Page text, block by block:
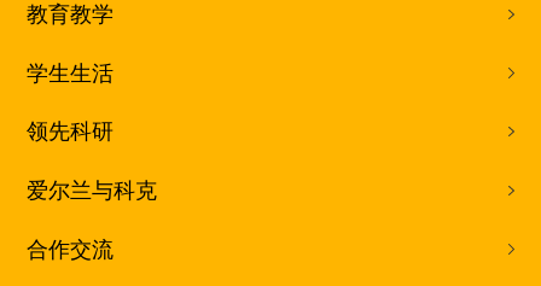
教育教学
学生生活
领先科研
爱尔兰与科克
合作交流